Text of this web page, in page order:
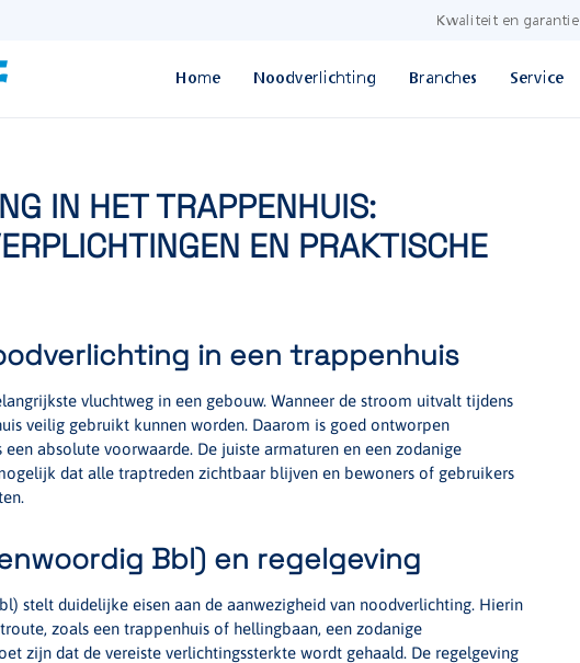
Kwaliteit en garantie
Home Noodverlichting Branches Service
IN HET TRAPPENHUIS:
EN PRAKTISCHE
in een trappenhuis
vluchtweg in een gebouw. Wanneer de stroom uitvalt tijdens
veilig gebruikt kunnen worden. Daarom is goed ontworpen
absolute voorwaarde. De juiste armaturen en een zodanige
dat alle traptreden zichtbaar blijven en bewoners of gebruikers
Bbl) en regelgeving
stelt duidelijke eisen aan de aanwezigheid van noodverlichting. Hierin
zoals een trappenhuis of hellingbaan, een zodanige
zijn dat de vereiste verlichtingssterkte wordt gehaald. De regelgeving